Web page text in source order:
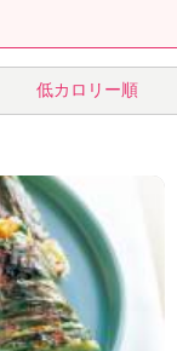
低カロリー順